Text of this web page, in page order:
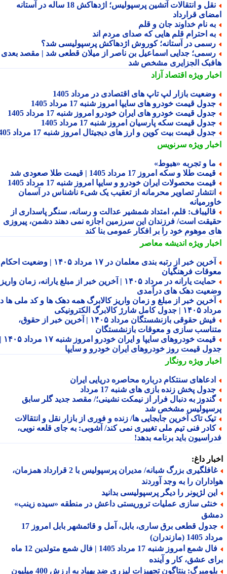
نقل و انتقالات آتشین پرسپولیس؛ اژدهاکش 18 ساله در آستانه
قرارداد
نام خداوند جان و قلم
احترام قلم هایی که صدای مردم اند
در آستانه؛ کوروش اژدهاکش پرسپولیسی شد؟
جدایی اسماعیل بن ناصر از میلان قطعی شد | مقصد بعدی
الجزایری مشخص شد
ویژهاقتصاد آزاد
بازار لپ تاپ های اقتصادی در مرداد 1405
قیمت خودرو های سایپا امروز شنبه 17 مرداد 1405
قیمت خودرو های ایران خودرو امروز شنبه 17 مرداد 1405
قیمت سکه پارسیان امروز شنبه 17 مرداد 1405
قیمت بیت کوین و ارز های دیجیتال امروز شنبه 17 مرداد 1405
ویژهسرنویس
و تجربه «هبوط»
طلا و سکه امروز 17 مرداد 1405 | قیمت طلا صعودی شد
محصولات ایران خودرو و سایپا امروز شنبه 17 مرداد 1405
تصاویر محرمانه از تعقیب یک شیء ناشناس در آسمان
قلم، امتداد شمشیر عدالت و رسانه، سنگر پاسداری از
است/ فرزندان این سرزمین اجازه نمی دهند دشمن، پیروزی
موهوم خود را بر افکار عمومی بنا کند
ویژهاندیشه معاصر
آخرین خبر از رتبه بندی معلمان در ۱۷ مرداد ۱۴۰۵ | وضعیت احکام و
فرهنگیان
حمایت یارانه در مرداد ۱۴۰۵ | آخرین خبر از مبلغ یارانه، زمان واریز و
دهک های درآمدی
خبر از مبلغ و زمان واریز کالابرگ همه دهک ها و کد ملی ها در
شارژ کالابرگ الکترونیکی
فیش حقوقی بازنشستگان مرداد ۱۴۰۵ | آخرین خبر از حقوق،
سازی و معوقات بازنشستگان
قیمت خودروهای سایپا و ایران خودرو امروز شنبه ۱۷ مرداد ۱۴۰۵ |
قیمت روز خودروهای ایران خودرو و سایپا
ویژهرونگار
سنتکام درباره محاصره دریایی ایران
پخش زنده بازی های شنبه 17 مرداد
به دنبال فرار از نیمکت نشینی؛/ مقصد جدید گلر سابق
مشخص شد
تاک آخرین جابجایی ها/ زنده و فوری از بازار نقل و انتقالات
فنی تیم ملی تغییری نمی کند/ آشوبی: به جای قلعه نویی،
باید برنامه بدهد!
داغ:
غافلگیری بزرگ شبانه/ مدیران پرسپولیس با 2 قرارداد همزمان،
را به وجد آوردند
لژیونر را دیگر پرسپولیسی بدانید
سازی عملیات تروریستی داعش در منطقه «سیده زینب»
جدول قطعی برق ساری، بابل، آمل و قائمشهر بابل امروز 17
(مازندران)
فال شمع امروز شنبه 17 مرداد 1405 | فال شمع متولدین 12 ماه
عشق، کار و آینده
بلومبرگ: پنتاگون تجهیزات لیزری ضد پهپاد به ارزش 400 میلیون